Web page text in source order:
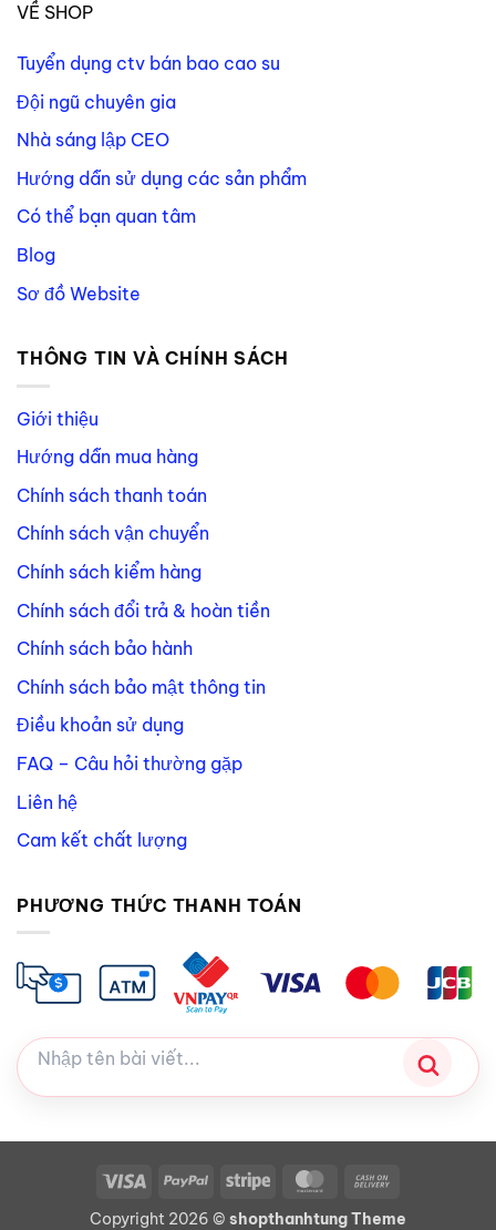
VỀ SHOP
Tuyển dụng ctv bán bao cao su
Đội ngũ chuyên gia
Nhà sáng lập CEO
Hướng dẫn sử dụng các sản phẩm
Có thể bạn quan tâm
Blog
Sơ đồ Website
THÔNG TIN VÀ CHÍNH SÁCH
Giới thiệu
Hướng dẫn mua hàng
Chính sách thanh toán
Chính sách vận chuyển
Chính sách kiểm hàng
Chính sách đổi trả & hoàn tiền
Chính sách bảo hành
Chính sách bảo mật thông tin
Điều khoản sử dụng
FAQ – Câu hỏi thường gặp
Liên hệ
Cam kết chất lượng
PHƯƠNG THỨC THANH TOÁN
Visa PayPal Stripe MasterCard
Copyright 2026 © shopthanhtung Theme